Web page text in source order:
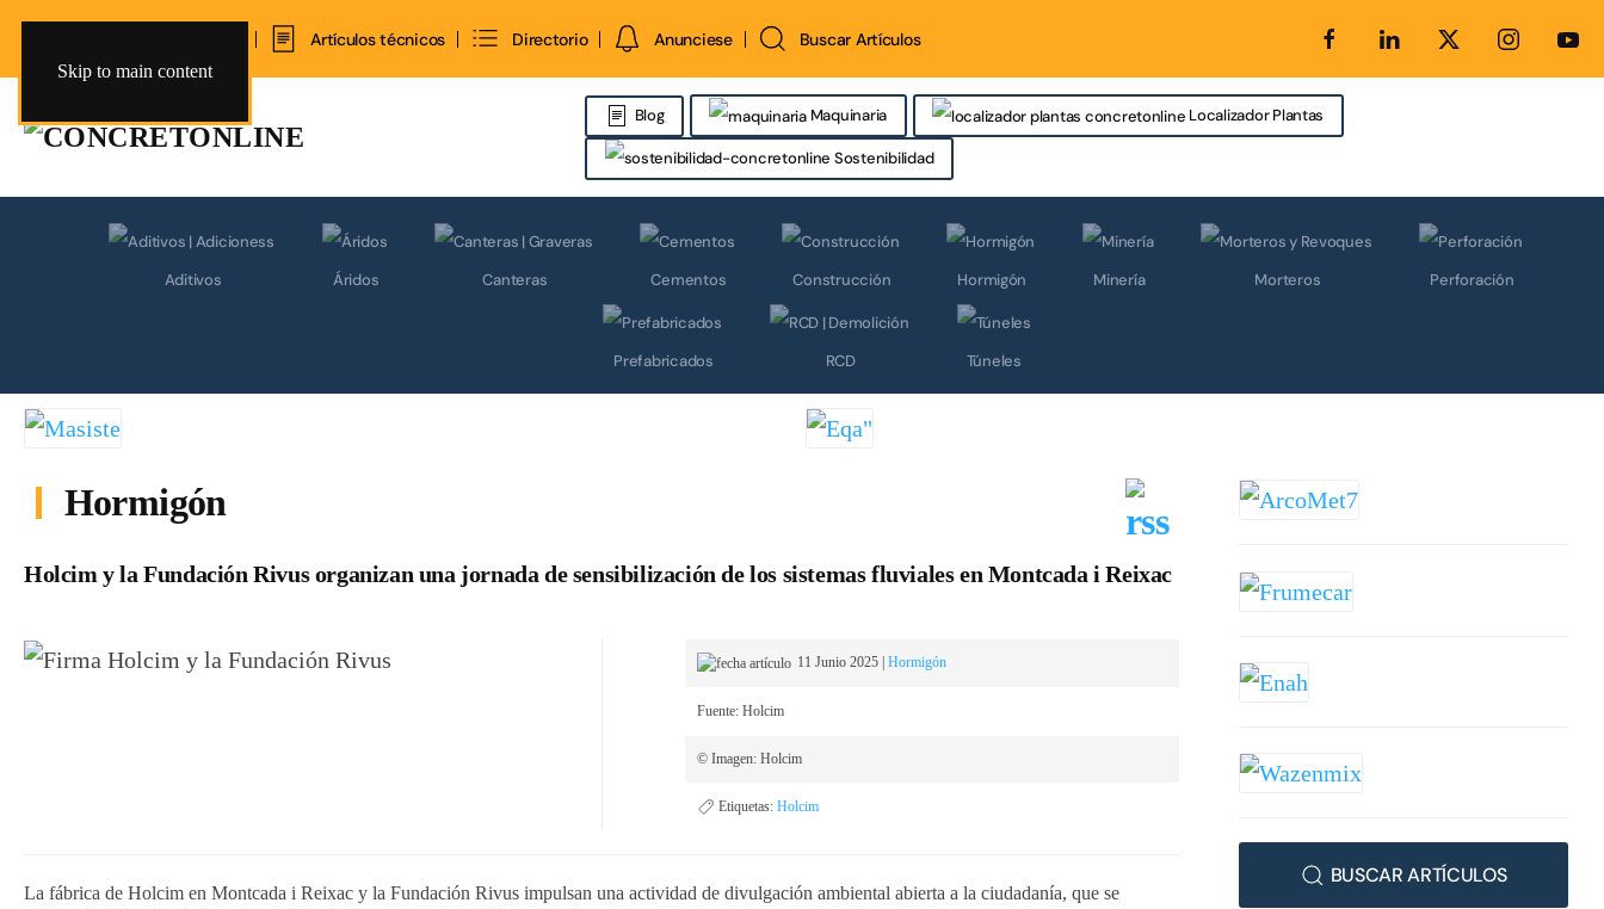
Skip to main content
Artículos técnicos Directorio Anunciese Buscar Artículos
Blog Maquinaria Localizador Plantas
Sostenibilidad
Aditivos Áridos Canteras Cementos Construcción Hormigón Minería Morteros Perforación
Prefabricados RCD Túneles
Hormigón
Holcim y la Fundación Rivus organizan una jornada de sensibilización de los sistemas fluviales en Montcada i Reixac
11 Junio 2025 | Hormigón
Fuente: Holcim
© Imagen: Holcim
Etiquetas: Holcim
La fábrica de Holcim en Montcada i Reixac y la Fundación Rivus impulsan una actividad de divulgación ambiental abierta a la ciudadanía, que se
BUSCAR ARTÍCULOS